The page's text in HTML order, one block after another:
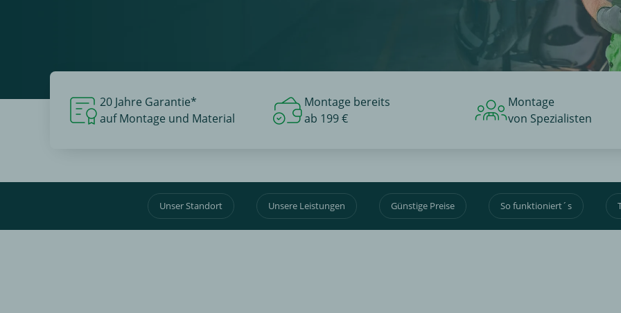
20 Jahre Garantie*
auf Montage und Material
Montage bereits
ab 199 €
Montage
von Spezialisten
Unser Standort Unsere Leistungen Günstige Preise So funktioniert´s